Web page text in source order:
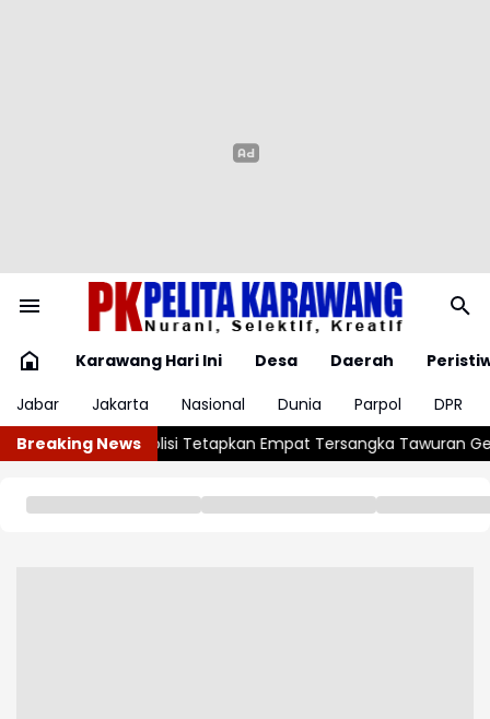
Karawang Hari Ini Desa Daerah
Jabar
Jakarta Nasional Dunia Parpol
DPR
Breaking News
Tawuran Geng Semarang-Kendal Pemain Terbaik